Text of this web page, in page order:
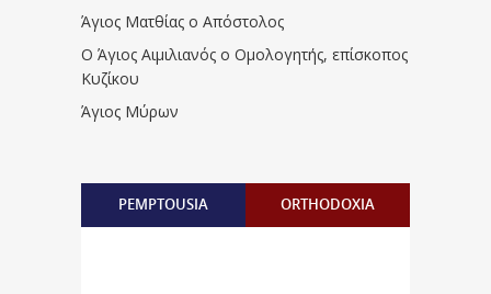
Άγιος Ματθίας ο Απόστολος
Ο Άγιος Αιμιλιανός ο Ομολογητής, επίσκοπος
Κυζίκου
Άγιος Μύρων
PEMPTOUSIA ORTHODOXIA